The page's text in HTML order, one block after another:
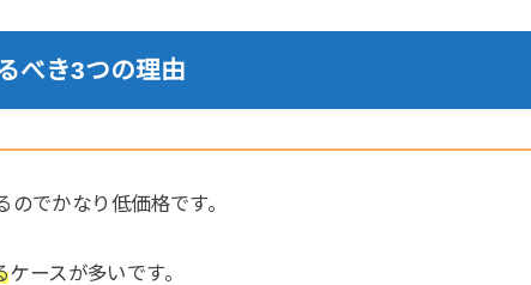
べき3つの理由
のでかなり低価格です。
ケースが多いです。